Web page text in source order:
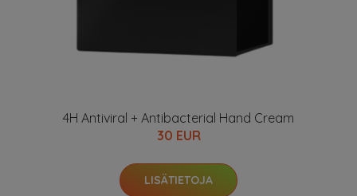
4H Antiviral + Antibacterial Hand Cream
30 EUR
LISÄTIETOJA